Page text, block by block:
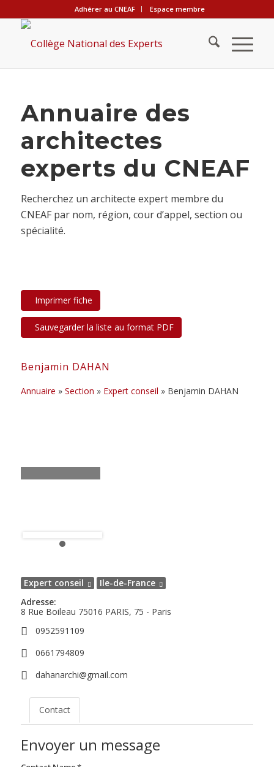
Adhérer au CNEAF Espace membre
Annuaire des
architectes
experts du CNEAF
Recherchez un architecte expert membre du
CNEAF par nom, région, cour d’appel, section ou
spécialité.
Benjamin DAHAN
Annuaire » Section » Expert conseil » Benjamin DAHAN
Expert conseil
Ile-de-France
Adresse:
8 Rue Boileau 75016 PARIS, 75 - Paris
0952591109
0661794809
dahanarchi@gmail.com
Contact
Envoyer un message